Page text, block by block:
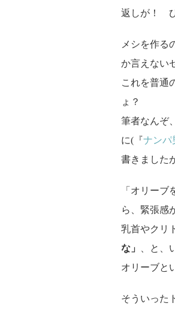
返しが！
メシを作る
か言えない
これを普通
ょ？
筆者なんぞ
に(『ナンパ
書きました
「オリー
ら、緊張感
乳首やクリ
な」
、と
オリーブと
そういった